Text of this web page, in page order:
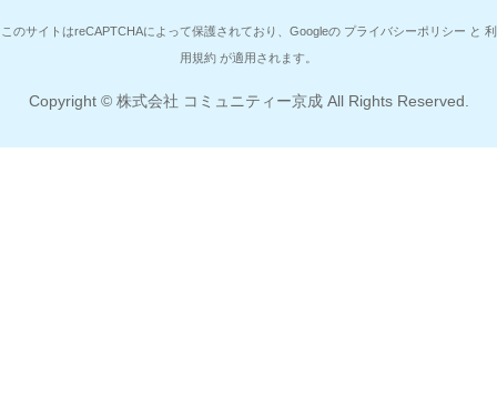
このサイトはreCAPTCHAによって保護されており、Googleの プライバシーポリシー と 利
用規約 が適用されます。
Copyright © 株式会社 コミュニティー京成All Rights Reserved.